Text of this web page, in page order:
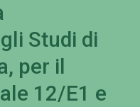
Studi di
per il
12/E1 e